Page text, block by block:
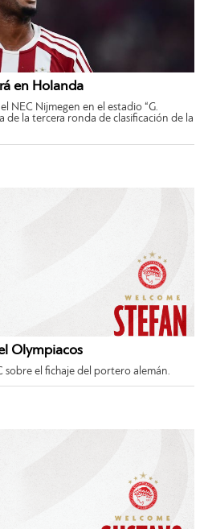
en Holanda
NEC Nijmegen en el estadio “G.
de la tercera ronda de clasificación de la
Olympiacos
sobre el fichaje del portero alemán.